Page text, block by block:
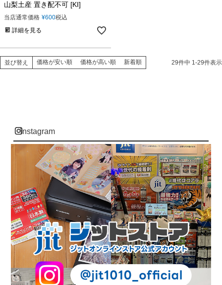
山梨土産 置き配不可 [KI]
当店通常価格 ¥600税込
詳細を見る
並び替え 価格が安い順 価格が高い順 新着順 29件中 1-29件表示
instagram